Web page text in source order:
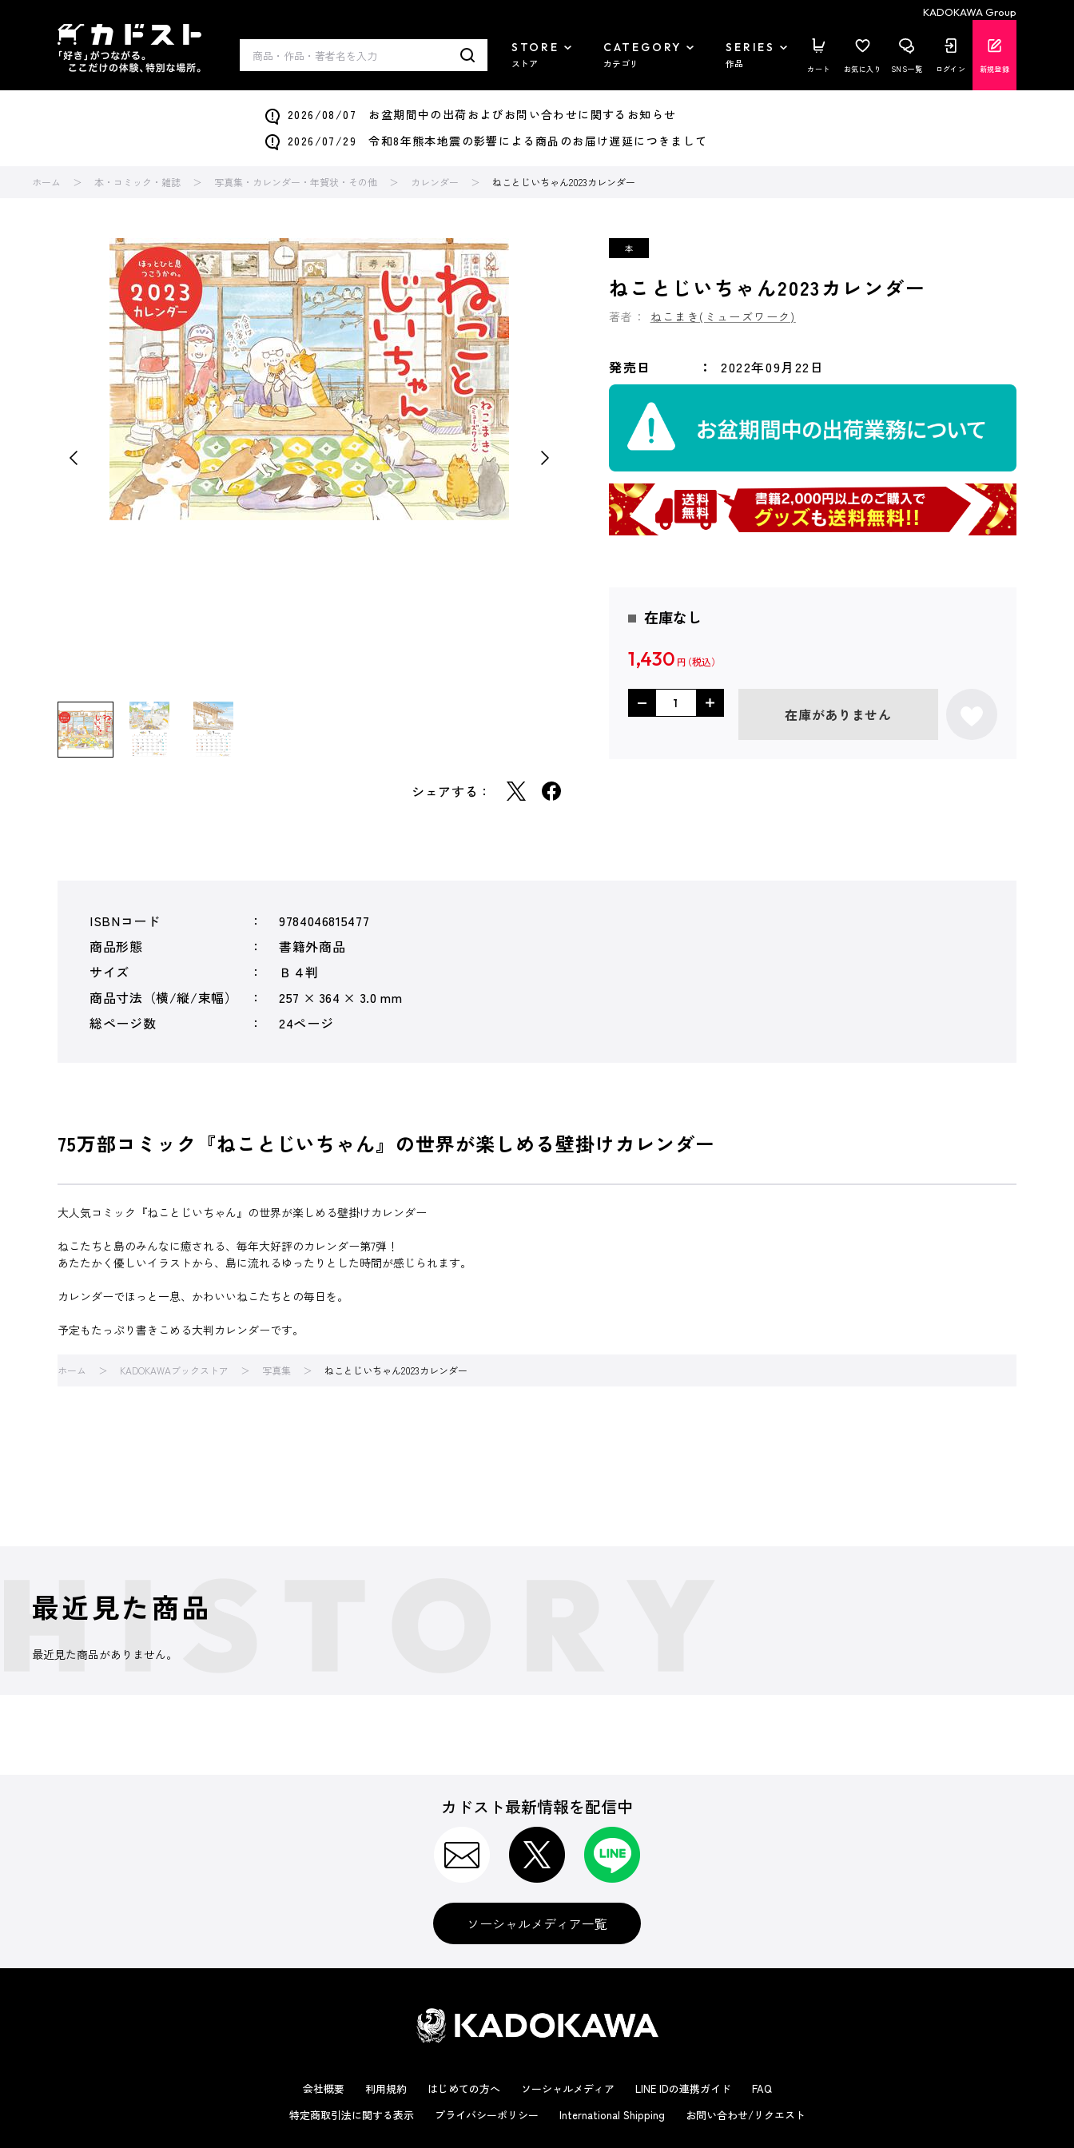
KADOKAWA Group
STORE
ストア
CATEGORY
カテゴリ
SERIES
作品 カート お気に入り SNS一覧 ログイン 新規登録
2026/08/07 お盆期間中の出荷およびお問い合わせに関するお知らせ
2026/07/29 令和8年熊本地震の影響による商品のお届け遅延につきまして
ホーム 本・コミック・雑誌 写真集・カレンダー・年賀状・その他 カレンダー ねことじいちゃん2023カレンダー
シェアする：
ねことじいちゃん2023カレンダー
著者： ねこまき(ミューズワーク)
発売日 2022年09月22日
在庫なし
1,430 円
在庫がありません
ISBNコード
9784046815477
商品形態
書籍外商品
サイズ
Ｂ４判
商品寸法（横/縦/束幅）
257 × 364 × 3.0 mm
総ページ数
24ページ
75万部コミック『ねことじいちゃん』の世界が楽しめる壁掛けカレンダー
大人気コミック『ねことじいちゃん』の世界が楽しめる壁掛けカレンダー
ねこたちと島のみんなに癒される、毎年大好評のカレンダー第7弾！
あたたかく優しいイラストから、島に流れるゆったりとした時間が感じられます。
カレンダーでほっと一息、かわいいねこたちとの毎日を。
予定もたっぷり書きこめる大判カレンダーです。
ホーム KADOKAWAブックストア 写真集 ねことじいちゃん2023カレンダー
最近見た商品
最近見た商品がありません。
カドスト最新情報を配信中
ソーシャルメディア一覧
会社概要 利用規約 はじめての方へ ソーシャルメディア LINE IDの連携ガイド
FAQ
特定商取引法に関する表示
プライバシーポリシー International Shipping お問い合わせ/リクエスト